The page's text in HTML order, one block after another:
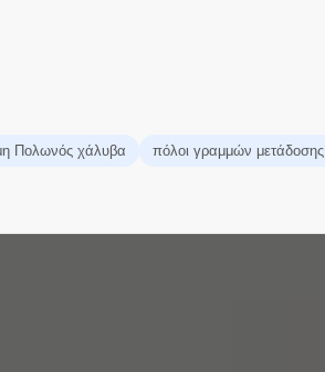
Πολωνός χάλυβα πόλοι γραμμών μετάδοσης